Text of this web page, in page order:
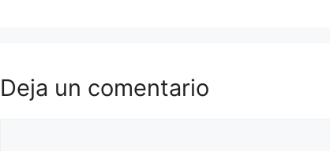
Deja un comentario